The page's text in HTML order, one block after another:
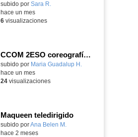
Contenido educativo.
subido por Sara R.
hace un mes
6visualizaciones
CCOM 2ESO coreografía Robots Maqueen
Contenido educativo.
subido por Maria Guadalup H.
hace un mes
24visualizaciones
Maqueen teledirigido
Contenido educativo.
subido porAna Belen M.
hace 2 meses